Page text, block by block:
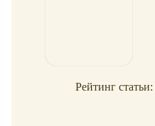
Рейтинг статьи: